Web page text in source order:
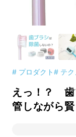
# プロダクト# テク
えっ！？ 歯
管しながら